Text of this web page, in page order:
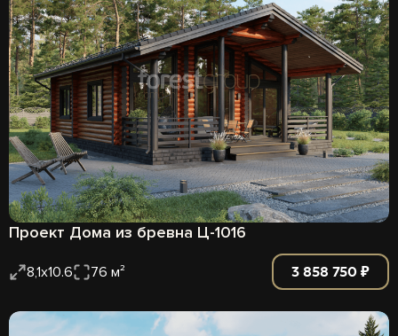
Проект Дома из бревна Ц-1016
8,1х10.6 76 м² 3 858 750 ₽